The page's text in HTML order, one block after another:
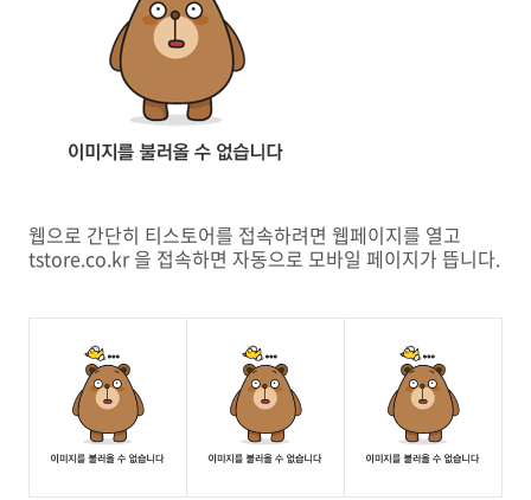
웹으로 간단히 티스토어를 접속하려면 웹페이지를 열고
tstore.co.kr 을 접속하면 자동으로 모바일 페이지가 뜹니다.